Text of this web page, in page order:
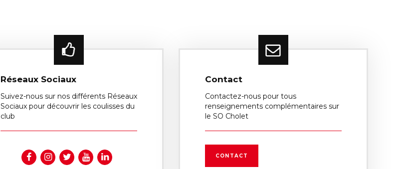
Réseaux Sociaux
Suivez-nous sur nos différents Réseaux
Sociaux pour découvrir les coulisses du
club
Contact
Contactez-nous pour tous
renseignements complémentaires sur
le SO Cholet
CONTACT